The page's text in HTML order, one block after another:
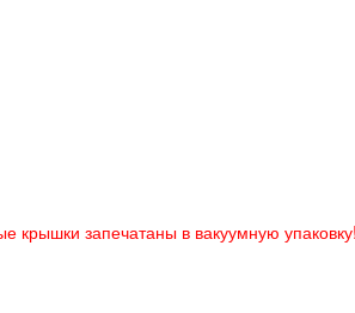
запечатаны в вакуумную упаковку!